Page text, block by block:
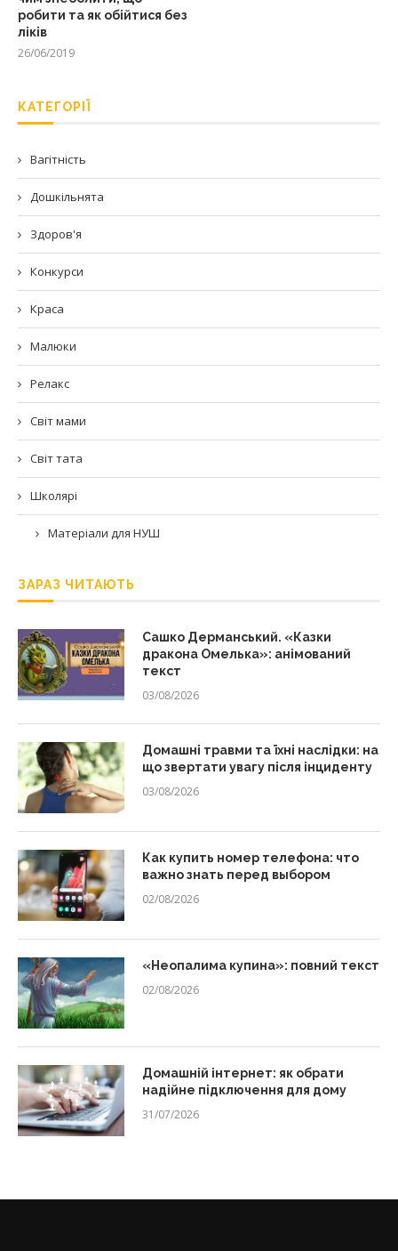
робити та як обійтися без
ліків
26/06/2019
КАТЕГОРІЇ
Вагітність
Дошкільнята
Здоров'я
Конкурси
Краса
Малюки
Релакс
Світ мами
Світ тата
Школярі
Матеріали для НУШ
ЗАРАЗ ЧИТАЮТЬ
Сашко Дерманський. «Казки
дракона Омелька»: анімований
текст
03/08/2026
Домашні травми та їхні наслідки: на
що звертати увагу після інциденту
03/08/2026
Как купить номер телефона: что
важно знать перед выбором
02/08/2026
«Неопалима купина»: повний текст
02/08/2026
Домашній інтернет: як обрати
надійне підключення для дому
31/07/2026